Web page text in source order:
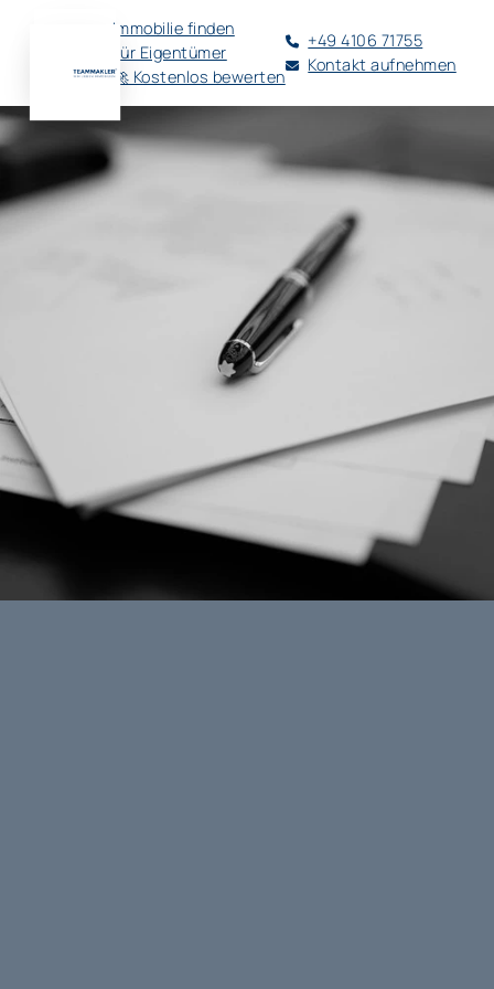
Immobilie finden
Für Eigentümer
🚀 Kostenlos bewerten
+49 4106 71755
Kontakt aufnehmen